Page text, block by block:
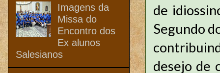
de
Segundo
desejo de
Imagens da
Missa do
Encontro dos
Ex alunos
Salesianos